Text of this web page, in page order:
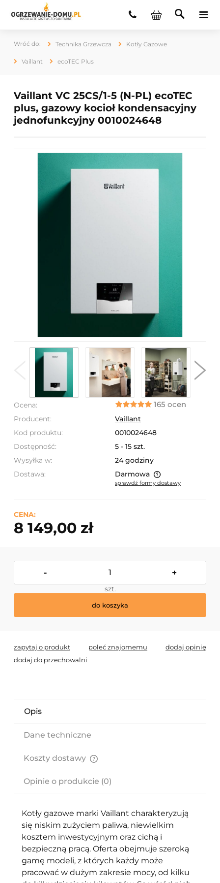
Technika Grzewcza Kotły Gazowe
Vaillant ecoTEC Plus
Vaillant VC 25CS/1-5 (N-PL) ecoTEC
plus, gazowy kocioł kondensacyjny
jednofunkcyjny 0010024648
Ocena: 165 ocen
Producent:
Vaillant
Kod produktu:
0010024648
Dostępność:
5 - 15 szt.
Wysyłka w:
24 godziny
Dostawa:
Darmowa
Cena nie zawiera ewentualnych kosztów płatności
sprawdź formy dostawy
CENA:
8 149,00 zł
- +
szt.
do koszyka
zapytaj o produkt poleć znajomemu
dodaj opinię
dodaj do przechowalni
Opis
Dane techniczne
Koszty dostawy
Opinie o produkcie (0)
Kotły gazowe marki Vaillant charakteryzują
się niskim zużyciem paliwa, niewielkim
kosztem inwestycyjnym oraz cichą i
bezpieczną pracą. Oferta obejmuje szeroką
gamę modeli, z których każdy może
pracować w dużym zakresie mocy, od kilku